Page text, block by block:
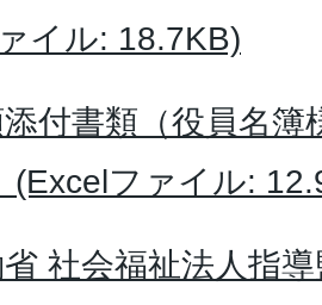
イル: 18.7KB)
付書類（役員名簿
(Excelファイル:
社会福祉法人指